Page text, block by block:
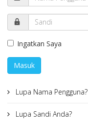
Ingatkan Saya
Masuk
Lupa Nama Pengguna?
Lupa Sandi Anda?